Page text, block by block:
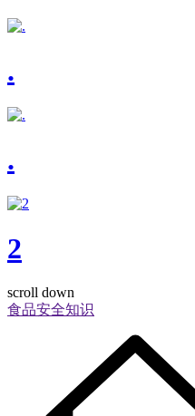
.
.
2
scroll down
食品安全知识